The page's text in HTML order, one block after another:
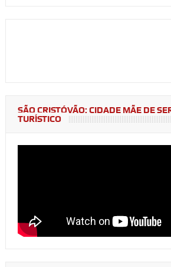
SÃO CRISTÓVÃO: CIDADE MÃE DE
TURÍSTICO